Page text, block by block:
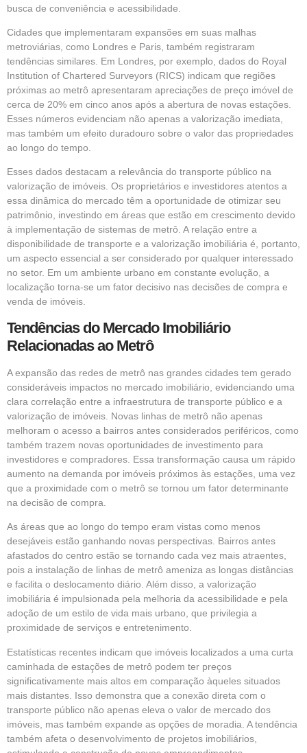
busca de conveniência e acessibilidade.
Cidades que implementaram expansões em suas malhas
metroviárias, como Londres e Paris, também registraram
tendências similares. Em Londres, por exemplo, dados do Royal
Institution of Chartered Surveyors (RICS) indicam que regiões
próximas ao metrô apresentaram apreciações de preço imóvel de
cerca de 20% em cinco anos após a abertura de novas estações.
Esses números evidenciam não apenas a valorização imediata,
mas também um efeito duradouro sobre o valor das propriedades
ao longo do tempo.
Esses dados destacam a relevância do transporte público na
valorização de imóveis. Os proprietários e investidores atentos a
essa dinâmica do mercado têm a oportunidade de otimizar seu
patrimônio, investindo em áreas que estão em crescimento devido
à implementação de sistemas de metrô. A relação entre a
disponibilidade de transporte e a valorização imobiliária é, portanto,
um aspecto essencial a ser considerado por qualquer interessado
no setor. Em um ambiente urbano em constante evolução, a
localização torna-se um fator decisivo nas decisões de compra e
venda de imóveis.
Tendências do Mercado Imobiliário
Relacionadas ao Metrô
A expansão das redes de metrô nas grandes cidades tem gerado
consideráveis impactos no mercado imobiliário, evidenciando uma
clara correlação entre a infraestrutura de transporte público e a
valorização de imóveis. Novas linhas de metrô não apenas
melhoram o acesso a bairros antes considerados periféricos, como
também trazem novas oportunidades de investimento para
investidores e compradores. Essa transformação causa um rápido
aumento na demanda por imóveis próximos às estações, uma vez
que a proximidade com o metrô se tornou um fator determinante
na decisão de compra.
As áreas que ao longo do tempo eram vistas como menos
desejáveis estão ganhando novas perspectivas. Bairros antes
afastados do centro estão se tornando cada vez mais atraentes,
pois a instalação de linhas de metrô ameniza as longas distâncias
e facilita o deslocamento diário. Além disso, a valorização
imobiliária é impulsionada pela melhoria da acessibilidade e pela
adoção de um estilo de vida mais urbano, que privilegia a
proximidade de serviços e entretenimento.
Estatísticas recentes indicam que imóveis localizados a uma curta
caminhada de estações de metrô podem ter preços
significativamente mais altos em comparação àqueles situados
mais distantes. Isso demonstra que a conexão direta com o
transporte público não apenas eleva o valor de mercado dos
imóveis, mas também expande as opções de moradia. A tendência
também afeta o desenvolvimento de projetos imobiliários,